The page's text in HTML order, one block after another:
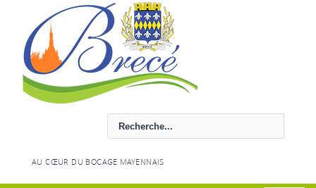
AU CŒUR DU BOCAGE MAYENNAIS